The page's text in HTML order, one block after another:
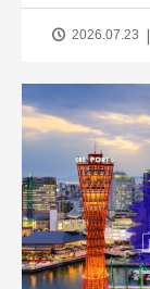
2026.07.23